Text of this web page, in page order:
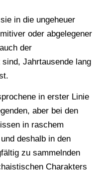
in die ungeheuer
oder abgelegener
der
Jahrtausende lang
in erster Linie
aber bei den
in raschem
deshalb in den
zu sammelnden
Charakters